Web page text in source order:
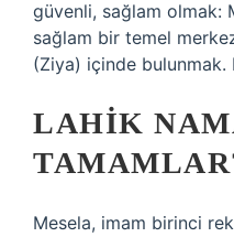
güvenli, sağlam olmak:
sağlam bir temel
(Ziya) içinde bulunmak.
LAHIK
Mesela, imam birinci